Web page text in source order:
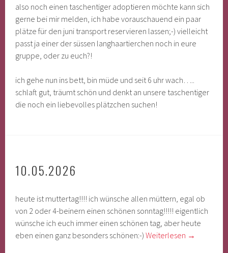
also noch einen taschentiger adoptieren möchte kann sich
gerne bei mir melden, ich habe vorauschauend ein paar
plätze für den juni transport reservieren lassen;-) vielleicht
passt ja einer der süssen langhaartierchen noch in eure
gruppe, oder zu euch?!
ich gehe nun ins bett, bin müde und seit 6 uhr wach…..
schlaft gut, träumt schön und denkt an unsere taschentiger
die noch ein liebevolles plätzchen suchen!
10.05.2026
heute ist muttertag!!!! ich wünsche allen müttern, egal ob
von 2 oder 4-beinern einen schönen sonntag!!!!! eigentlich
wünsche ich euch immer einen schönen tag, aber heute
eben einen ganz besonders schönen:-)Weiterlesen →